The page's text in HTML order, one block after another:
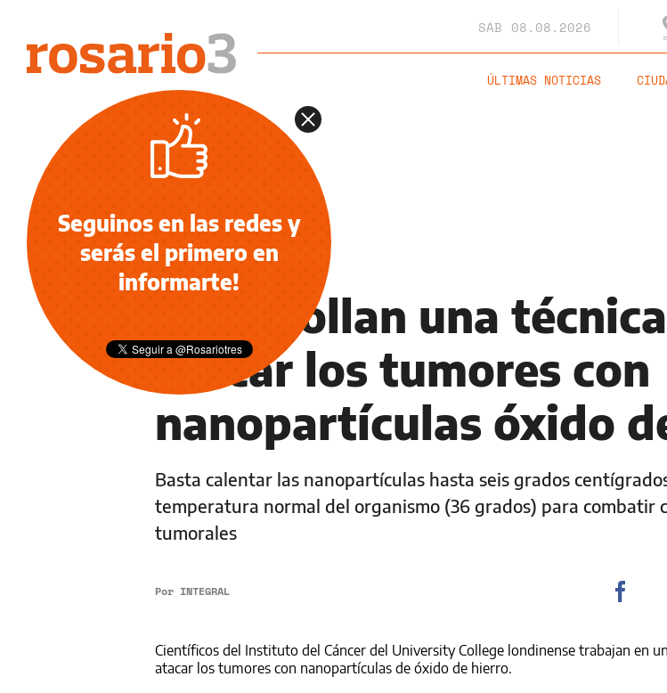
SÁB 08.08.2026
ÚLTIMAS NOTICIAS
NOTICIAS
Desarrollan una
atacar los tumores con
nanopartículas óxido
Basta calentar las nanopartículas hasta seis grados
temperatura normal del organismo (36 grados) para combatir
tumorales
Por INTEGRAL
Científicos del Instituto del Cáncer del University College londinense trabajan en
atacar los tumores con nanopartículas de óxido de hierro.
Seguinos en las redes y
serás el primero en
informarte!